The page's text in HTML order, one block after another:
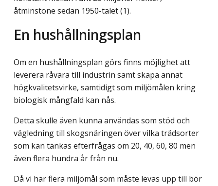
åtminstone sedan 1950-talet (1).
En hushållningsplan
Om en hushållningsplan görs finns möjlighet att
leverera råvara till industrin samt skapa annat
högkvalitetsvirke, samtidigt som miljömålen kring
biologisk mångfald kan nås.
Detta skulle även kunna användas som stöd och
vägledning till skogsnäringen över vilka trädsorter
som kan tänkas efterfrågas om 20, 40, 60, 80 men
även flera hundra år från nu.
Då vi har flera miljömål som måste levas upp till bör